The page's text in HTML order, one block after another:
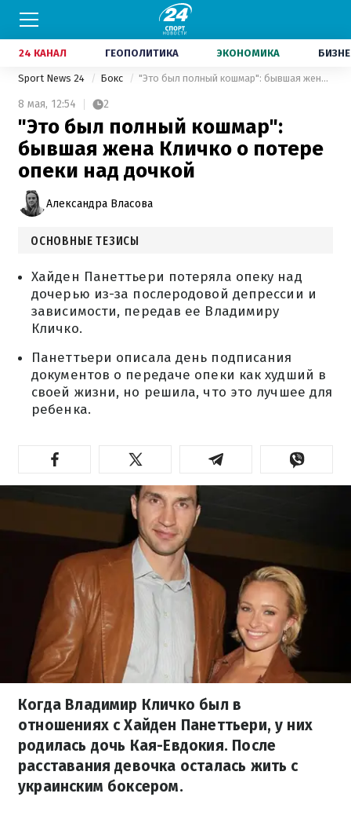
24 КАНАЛ ГЕОПОЛИТИКА ЭКОНОМИКА
Sport News 24 Бокс "Это был полный кошмар": бывшая жена Кличко о потере опеки над дочкой
8 мая, 12:54 2
"Это был полный кошмар":
бывшая жена Кличко о потере
опеки над дочкой
Александра Власова
ОСНОВНЫЕ ТЕЗИСЫ
Хайден Панеттьери потеряла опеку над
дочерью из-за послеродовой депрессии и
зависимости, передав ее Владимиру
Кличко.
Панеттьери описала день подписания
документов о передаче опеки как худший в
своей жизни, но решила, что это лучшее для
ребенка.
Когда Владимир Кличко был в
отношениях с Хайден Панеттьери, у них
родилась дочь Кая-Евдокия. После
расставания девочка осталась жить с
украинским боксером.